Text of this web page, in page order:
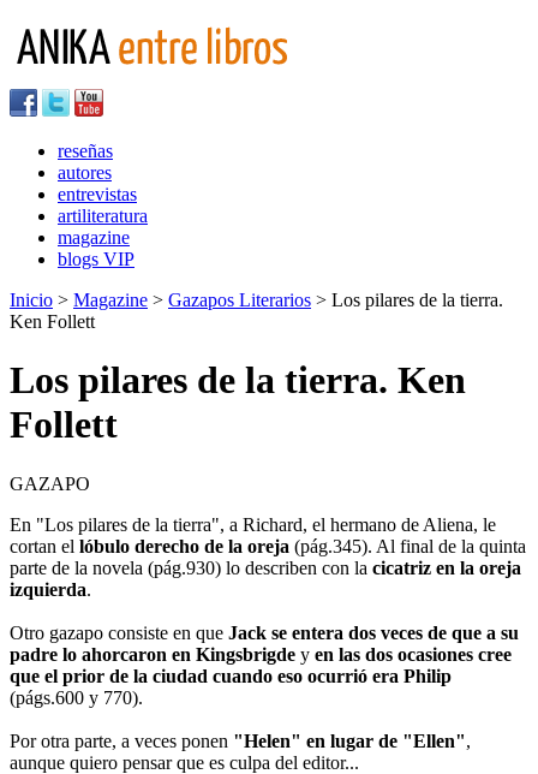
reseñas
autores
entrevistas
artiliteratura
magazine
blogs VIP
Inicio > Magazine > Gazapos Literarios > Los pilares de la tierra.
Ken Follett
Los pilares de la tierra. Ken
Follett
GAZAPO
En "Los pilares de la tierra", a Richard, el hermano de Aliena, le
cortan el lóbulo derecho de la oreja (pág.345). Al final de la quinta
parte de la novela (pág.930) lo describen con la cicatriz en la oreja
izquierda.
Otro gazapo consiste en que Jack se entera dos veces de que a su
padre lo ahorcaron en Kingsbrigde y en las dos ocasiones cree
que el prior de la ciudad cuando eso ocurrió era Philip
(págs.600 y 770).
Por otra parte, a veces ponen "Helen" en lugar de "Ellen",
aunque quiero pensar que es culpa del editor...